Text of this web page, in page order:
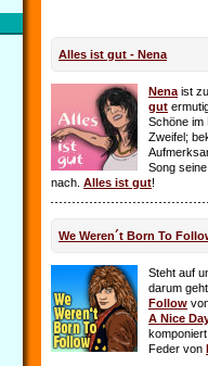
Alles ist gut - Nena
Nena ist
gut
Schöne im
Zweifel;
Song
nach. Alles ist gut!
We Weren´t Born To
Steht auf
darum
Follow
A Nice
Feder von